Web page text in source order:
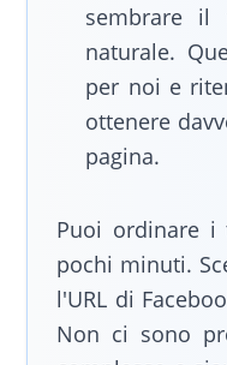
sembrare il
naturale.
per noi e
ottenere
pagina.
Puoi ordinare i
pochi minuti.
l'URL di
Non ci sono